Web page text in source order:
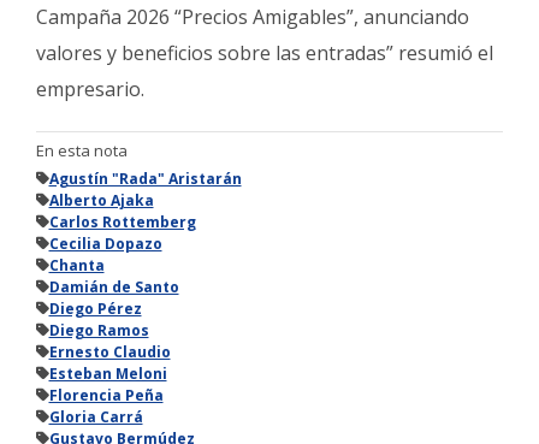
Campaña 2026 “Precios Amigables”, anunciando
valores y beneficios sobre las entradas” resumió el
empresario.
En esta nota
Agustín "Rada" Aristarán
Alberto Ajaka
Carlos Rottemberg
Cecilia Dopazo
Chanta
Damián de Santo
Diego Pérez
Diego Ramos
Ernesto Claudio
Esteban Meloni
Florencia Peña
Gloria Carrá
Gustavo Bermúdez